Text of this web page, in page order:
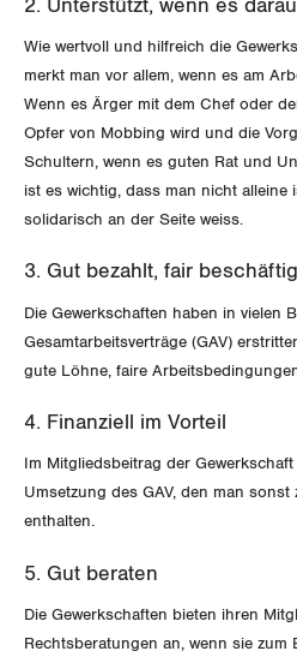
Nidwalden
Obwalden
Schaffhausen
St. Gallen-Appenzell
Solothurn
Tessin
Wallis
2. Unterstützt, wenn es
Wie wertvoll und hilfreich die
merkt man vor allem, wenn es am
Wenn es Ärger mit dem Chef oder
Opfer von Mobbing wird und die
Schultern, wenn es guten Rat und
ist es wichtig, dass man nicht alleine
solidarisch an der Seite weiss.
3. Gut bezahlt, fair
Die Gewerkschaften haben in vielen
Gesamtarbeitsverträge (GAV)
gute Löhne, faire
4. Finanziell im Vorteil
Im Mitgliedsbeitrag der
Umsetzung des GAV, den man
enthalten.
5. Gut beraten
Die Gewerkschaften bieten ihren
Rechtsberatungen an, wenn sie zum